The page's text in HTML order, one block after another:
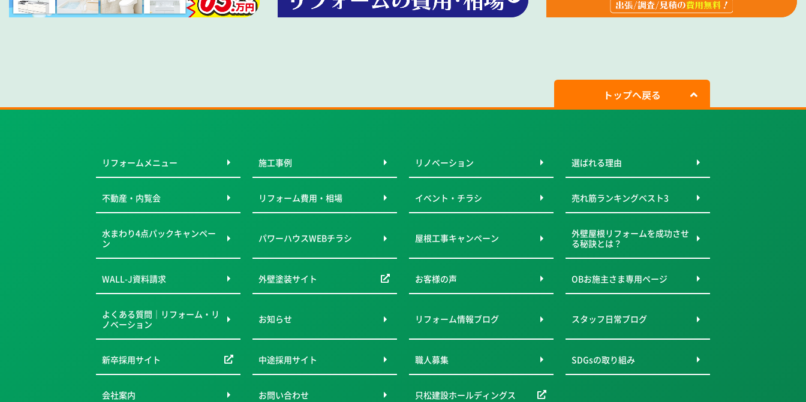
リフォームメニュー 施工事例 リノベーション 選ばれる理由
不動産・内覧会 リフォーム費用・相場 イベント・チラシ 売れ筋ランキングベスト3
水まわり4点パックキャンペー
ン
パワーハウスWEBチラシ 屋根工事キャンペーン
外壁屋根リフォームを成功させ
る秘訣とは？
WALL-J資料請求 外壁塗装サイト お客様の声 OBお施主さま専用ページ
よくある質問｜リフォーム・リ
ノベーション
お知らせ リフォーム情報ブログ スタッフ日常ブログ
新卒採用サイト 中途採用サイト 職人募集 SDGsの取り組み
会社案内 お問い合わせ 只松建設ホールディングス
トップへ戻る